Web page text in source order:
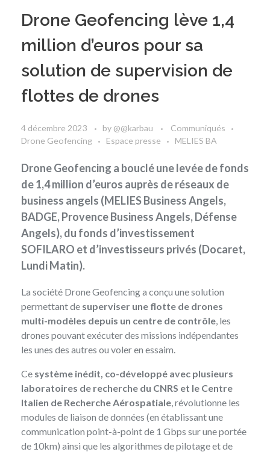
Drone Geofencing lève 1,4
million d’euros pour sa
solution de supervision de
flottes de drones
4 décembre 2023 by @@karbau
Communiqués
Drone Geofencing
Espace presse MELIES BA
Drone Geofencing a bouclé une levée de fonds
de 1,4 million d’euros auprès de réseaux de
business angels (MELIES Business Angels,
BADGE, Provence Business Angels, Défense
Angels), du fonds d’investissement
SOFILARO et d’investisseurs privés (Docaret,
Lundi Matin).
La société Drone Geofencinga conçu une solution
permettant de superviser une flotte de drones
multi-modèles depuis un centre de contrôle , les
drones pouvant exécuter des missions indépendantes
les unes des autres ou voler en essaim.
Ce système inédit, co-développé avec plusieurs
laboratoires de recherche du CNRS et le Centre
Italien de Recherche Aérospatiale , révolutionne les
modules de liaison de données (en établissant une
communication point-à-point de 1 Gbps sur une portée
de 10km) ainsi que les algorithmes de pilotage et de